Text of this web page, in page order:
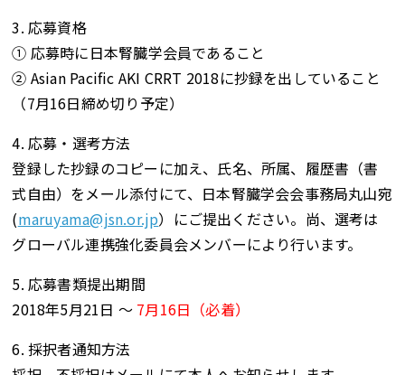
3. 応募資格
① 応募時に日本腎臓学会員であること
② Asian Pacific AKI CRRT 2018に抄録を出していること
（7月16日締め切り予定）
4. 応募・選考方法
登録した抄録のコピーに加え、氏名、所属、履歴書（書
式自由）をメール添付にて、日本腎臓学会会事務局丸山宛
(maruyama@jsn.or.jp）にご提出ください。尚、選考は
グローバル連携強化委員会メンバーにより行います。
5. 応募書類提出期間
2018年5月21日 ～ 7月16日（必着）
6. 採択者通知方法